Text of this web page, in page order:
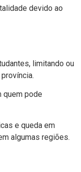
devido ao
limitando ou
quem pode
e queda em
algumas regiões.